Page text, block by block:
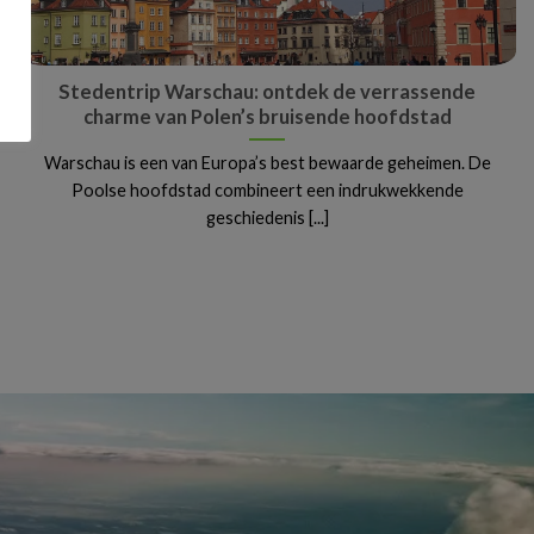
Stedentrip Warschau: ontdek de verrassende
charme van Polen’s bruisende hoofdstad
Warschau is een van Europa’s best bewaarde geheimen. De
Poolse hoofdstad combineert een indrukwekkende
geschiedenis [...]